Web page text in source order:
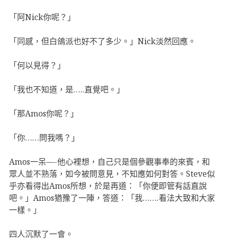
「阿Nick你呢？」
「同感，但白鴿派也好不了多少。」Nick淡然回應。
「何以見得？」
「我也不知道，是…..直覺吧。」
「那Amos你呢？」
「你……問我嗎？」
Amos一呆—-他心裡想，自己只是個參觀事奉的來賓，和
眾人並不熟落，如今被問意見，不知應如何對答。Steve似
乎亦看得出Amos所想，於是再道：「你便即管有話直說
吧。」Amos猶豫了一陣，答道：「我…….看法大致和大家
一樣。」
四人沉默了一會。